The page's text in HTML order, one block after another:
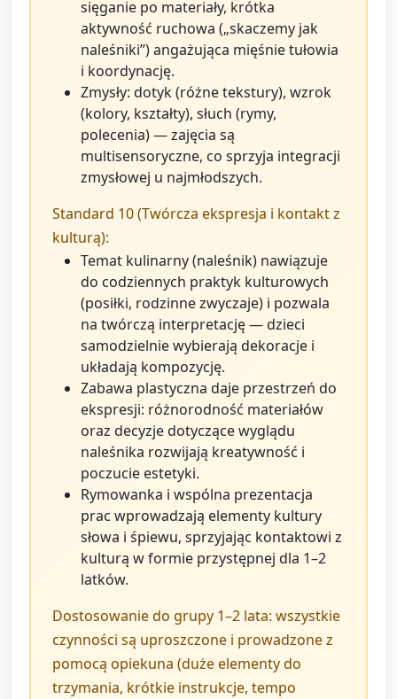
sięganie po materiały, krótka
aktywność ruchowa („skaczemy jak
naleśniki”) angażująca mięśnie tułowia
i koordynację.
Zmysły: dotyk (różne tekstury), wzrok
(kolory, kształty), słuch (rymy,
polecenia) — zajęcia są
multisensoryczne, co sprzyja integracji
zmysłowej u najmłodszych.
Standard 10 (Twórcza ekspresja i kontakt z
kulturą):
Temat kulinarny (naleśnik) nawiązuje
do codziennych praktyk kulturowych
(posiłki, rodzinne zwyczaje) i pozwala
na twórczą interpretację — dzieci
samodzielnie wybierają dekoracje i
układają kompozycję.
Zabawa plastyczna daje przestrzeń do
ekspresji: różnorodność materiałów
oraz decyzje dotyczące wyglądu
naleśnika rozwijają kreatywność i
poczucie estetyki.
Rymowanka i wspólna prezentacja
prac wprowadzają elementy kultury
słowa i śpiewu, sprzyjając kontaktowi z
kulturą w formie przystępnej dla 1–2
latków.
Dostosowanie do grupy 1–2 lata: wszystkie
czynności są uproszczone i prowadzone z
pomocą opiekuna (duże elementy do
trzymania, krótkie instrukcje, tempo